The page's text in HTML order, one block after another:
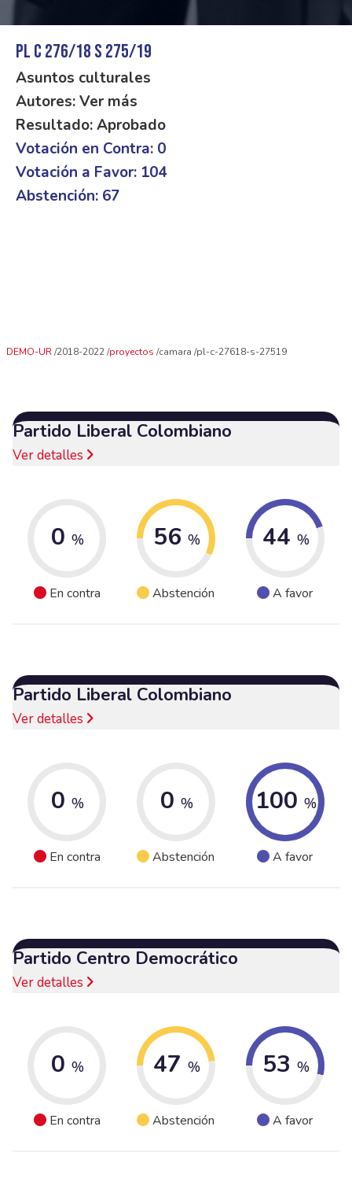
PL C 276/18 S 275/19
Asuntos culturales
Autores: Ver más
Resultado: Aprobado
Votación en Contra: 0
Votación a Favor: 104
Abstención: 67
DEMO-UR 2018-2022 proyectos camara pl-c-27618-s-27519
Partido Liberal Colombiano
Ver detalles
0 %
En contra
56 %
Abstención
44 %
A favor
Partido Liberal Colombiano
Ver detalles
0 %
En contra
0 %
Abstención
100 %
A favor
Partido Centro Democrático
Ver detalles
0 %
En contra
47 %
Abstención
53 %
A favor